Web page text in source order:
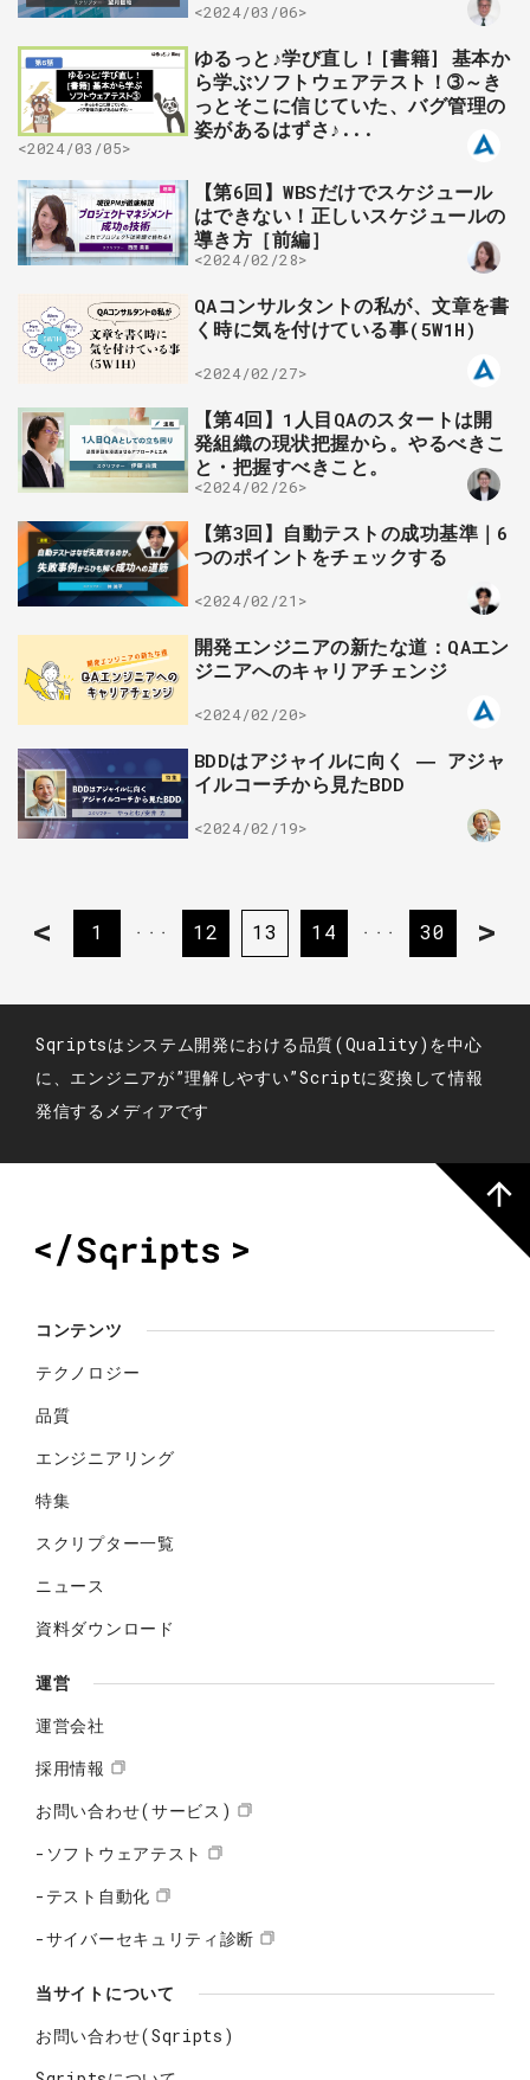
<2024/03/06>
ゆるっと♪学び直し！[書籍] 基本か
ら学ぶソフトウェアテスト！➂～き
っとそこに信じていた、バグ管理の
姿があるはずさ♪...
<2024/03/05>
【第6回】WBSだけでスケジュール
はできない！正しいスケジュールの
導き方［前編］
<2024/02/28>
QAコンサルタントの私が、文章を書
く時に気を付けている事(5W1H)
<2024/02/27>
【第4回】1人目QAのスタートは開
発組織の現状把握から。やるべきこ
と・把握すべきこと。
<2024/02/26>
【第3回】自動テストの成功基準｜6
つのポイントをチェックする
<2024/02/21>
開発エンジニアの新たな道：QAエン
ジニアへのキャリアチェンジ
<2024/02/20>
BDDはアジャイルに向く ― アジャ
イルコーチから見たBDD
<2024/02/19>
1
< ・・・ 12 13 14 ・・・ >
30
Sqriptsはシステム開発における品質(Quality)を中心
に、エンジニアが”理解しやすい”Scriptに変換して情報
発信するメディアです
コンテンツ
テクノロジー
品質
エンジニアリング
特集
スクリプター一覧
ニュース
資料ダウンロード
運営
運営会社
採用情報
お問い合わせ(サービス)
-ソフトウェアテスト
-テスト自動化
-サイバーセキュリティ診断
当サイトについて
お問い合わせ(Sqripts)